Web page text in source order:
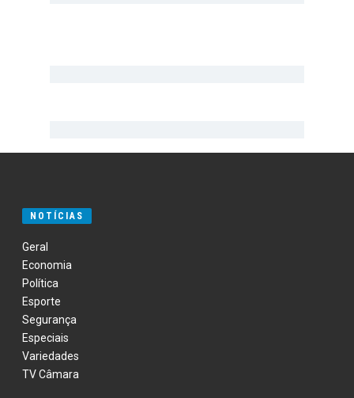
NOTÍCIAS
Geral
Economia
Política
Esporte
Segurança
Especiais
Variedades
TV Câmara